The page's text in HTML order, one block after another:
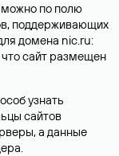
можно по полю
поддерживающих
домена nic.ru:
что сайт размещен
узнать
сайтов
а данные